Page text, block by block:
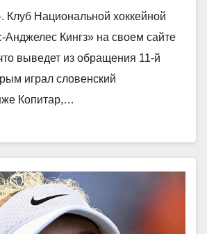
Национальной хоккейной
Кингз» на своем сайте
выведет из обращения 11-й
играл словенский
Копитар,…